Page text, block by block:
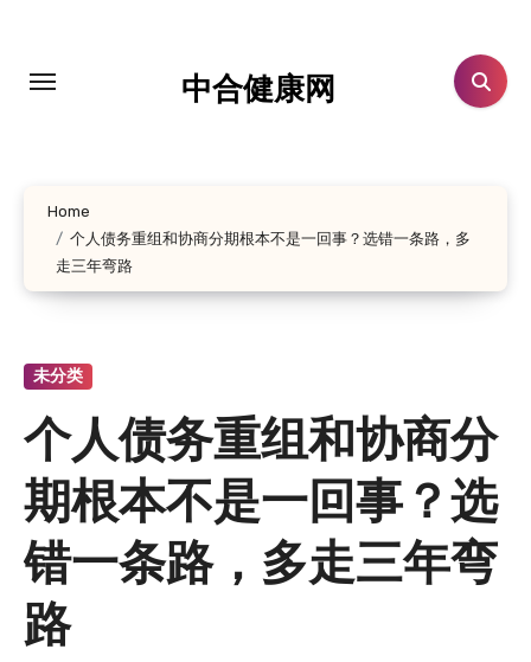
中合健康网
Home
个人债务重组和协商分期根本不是一回事？选错一条路，多
走三年弯路
未分类
个人债务重组和协商分
期根本不是一回事？选
错一条路，多走三年弯
路